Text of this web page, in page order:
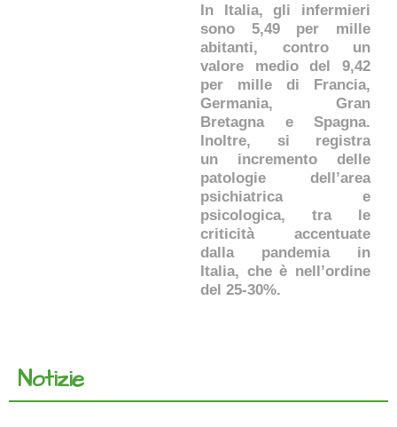
In Italia, gli infermieri
sono 5,49 per mille
abitanti, contro un
valore medio del 9,42
per mille di Francia,
Germania, Gran
Bretagna e Spagna.
Inoltre, si registra
un incremento delle
patologie dell’area
psichiatrica e
psicologica, tra le
criticità accentuate
dalla pandemia in
Italia, che è nell’ordine
del 25-30%.
Notizie